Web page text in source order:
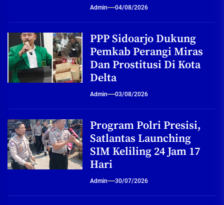
Admin 04/08/2026
PPP Sidoarjo Dukung
Pemkab Perangi Miras
Dan Prostitusi Di Kota
Delta
Admin 03/08/2026
Program Polri Presisi,
Satlantas Launching
SIM Keliling 24 Jam 17
Hari
Admin 30/07/2026